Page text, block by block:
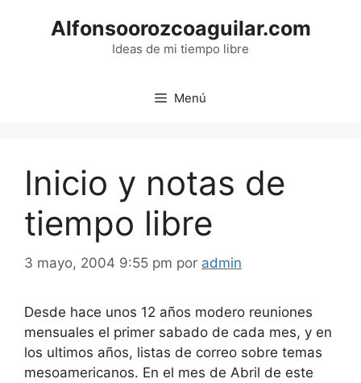
Alfonsoorozcoaguilar.com
Ideas de mi tiempo libre
Menú
Inicio y notas de
tiempo libre
3 mayo, 2004 9:55 pm por admin
Desde hace unos 12 años modero reuniones
mensuales el primer sabado de cada mes, y en
los ultimos años, listas de correo sobre temas
mesoamericanos. En el mes de Abril de este